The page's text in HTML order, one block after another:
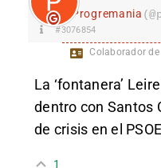
Progremania
#3076854
Colaborador
La ‘fontanera’
dentro con Santos
de crisis en el
1